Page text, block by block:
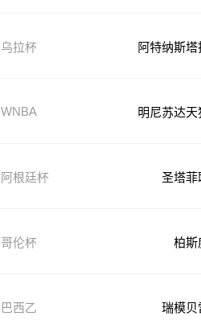
乌拉杯 阿特纳斯塔
WNBA 明尼苏达天
阿根廷杯 圣塔菲
哥伦杯 柏斯
巴西乙 瑞模贝